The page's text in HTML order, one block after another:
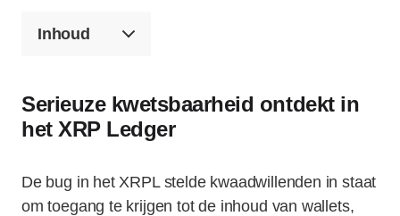
Inhoud
Serieuze kwetsbaarheid ontdekt in
het XRP Ledger
De bug in het XRPL stelde kwaadwillenden in staat
om toegang te krijgen tot de inhoud van wallets,